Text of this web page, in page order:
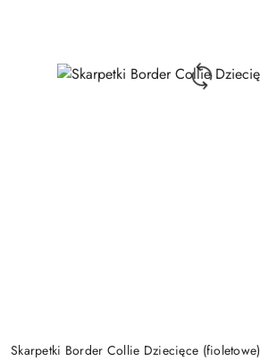
Skarpetki Border Collie Dziecięce (fioletowe)